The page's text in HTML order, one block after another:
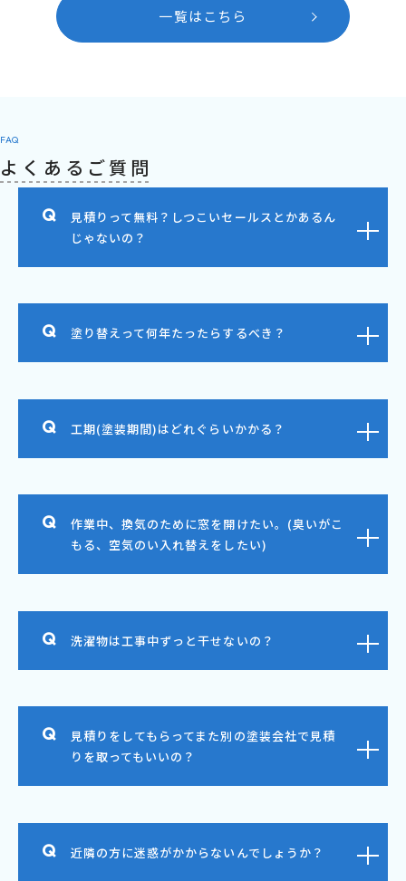
一覧はこちら
FAQ
よくあるご質問
見積りって無料？しつこいセールスとかあるん
じゃないの？
塗り替えって何年たったらするべき？
工期(塗装期間)はどれぐらいかかる？
作業中、換気のために窓を開けたい。(臭いがこ
もる、空気のい入れ替えをしたい)
洗濯物は工事中ずっと干せないの？
見積りをしてもらってまた別の塗装会社で見積
りを取ってもいいの？
近隣の方に迷惑がかからないんでしょうか？